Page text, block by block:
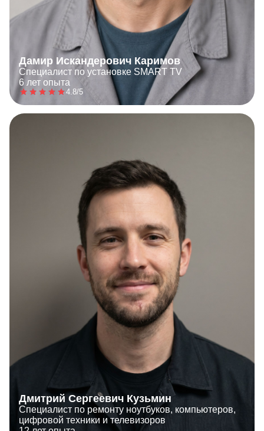
Дамир Искандерович Каримов
Специалист по установке SMART TV
6 лет опыта
4.8/5
Дмитрий Сергеевич Кузьмин
Специалист по ремонту ноутбуков, компьютеров,
цифровой техники и телевизоров